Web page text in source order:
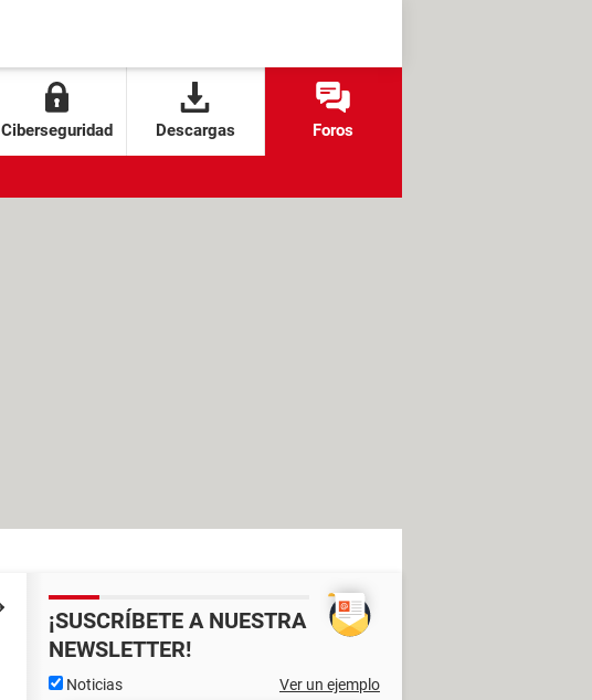
Ciberseguridad Descargas Foros
¡SUSCRÍBETE A NUESTRA
NEWSLETTER!
Noticias Ver un ejemplo